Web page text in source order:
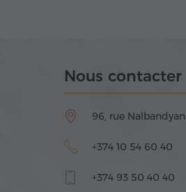
Nous contacter
96, rue Nalbandyan
+374 10 54 60 40
+374 93 50 40 40